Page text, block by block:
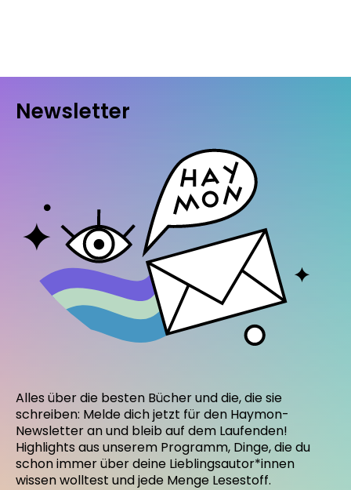
Newsletter
Alles über die besten Bücher und die, die sie
schreiben: Melde dich jetzt für den Haymon-
Newsletter an und bleib auf dem Laufenden!
Highlights aus unserem Programm, Dinge, die du
schon immer über deine Lieblingsautor*innen
wissen wolltest und jede Menge Lesestoff.